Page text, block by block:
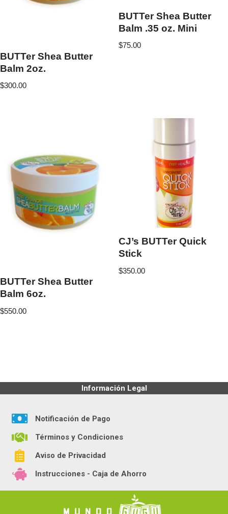
BUTTer Shea Butter
Balm 2oz.
$300.00
BUTTer Shea Butter
Balm .35 oz. Mini
$75.00
BUTTer Shea Butter
Balm 6oz.
$550.00
CJ’s BUTTer Quick
Stick
$350.00
Información Legal
Notificación de Pago
Términos y Condiciones
Aviso de Privacidad
Instrucciones - Caja de Ahorro